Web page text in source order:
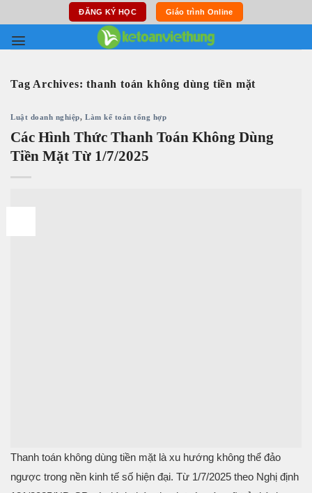
content
ĐĂNG KÝ HỌC Giáo trình Online
Tag Archives:thanh toán không dùng tiền mặt
Luật doanh nghiệp, Làm kế toán tổng hợp
Các Hình Thức Thanh Toán Không Dùng
Tiền Mặt Từ 1/7/2025
Thanh toán không dùng tiền mặt là xu hướng không thể đảo
ngược trong nền kinh tế số hiện đại. Từ 1/7/2025 theo Nghị định